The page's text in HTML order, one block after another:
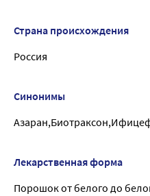
Страна происхождения
Россия
Синонимы
Лекарственная форма
Порошок от белого до